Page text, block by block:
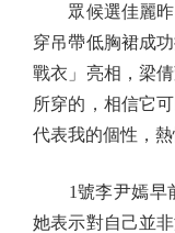
眾候選佳麗昨
穿吊帶低胸裙成
戰衣」亮相，梁
所穿的，相信它
代表我的個性，熱
1號李尹嫣早前
她表示對自己並